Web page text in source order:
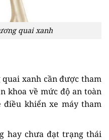
quai xanh
xanh cần được tham
khoa về mức độ an toàn
khiển xe máy tham
hay chưa đạt trạng thái